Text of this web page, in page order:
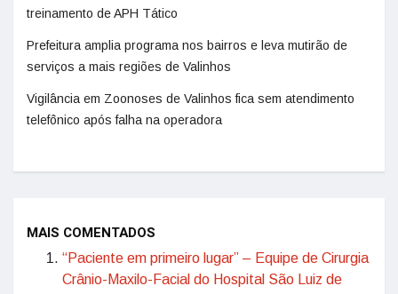
treinamento de APH Tático
Prefeitura amplia programa nos bairros e leva mutirão de
serviços a mais regiões de Valinhos
Vigilância em Zoonoses de Valinhos fica sem atendimento
telefônico após falha na operadora
MAIS COMENTADOS
“Paciente em primeiro lugar” – Equipe de Cirurgia
Crânio-Maxilo-Facial do Hospital São Luiz de